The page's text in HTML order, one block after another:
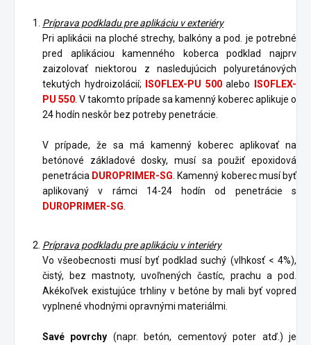
Príprava podkladu pre aplikáciu v exteriéry
Pri aplikácii na ploché strechy, balkóny a pod. je potrebné
pred aplikáciou kamenného koberca podklad najprv
zaizolovať niektorou z nasledujúcich polyuretánových
tekutých hydroizolácií;
ISOFLEX-PU 500alebo
ISOFLEX-
PU 550 . V takomto prípade sa kamenný koberec aplikuje o
24 hodín neskôr bez potreby penetrácie.
V prípade, že sa má kamenný koberec aplikovať na
betónové základové dosky, musí sa použiť epoxidová
penetrácia DUROPRIMER-SG . Kamenný koberec musí byť
aplikovaný v rámci 14-24 hodín od penetrácie s
DUROPRIMER-SG
Príprava podkladu pre aplikáciu v interiéry
Vo všeobecnosti musí byť podklad suchý (vlhkosť < 4%),
čistý, bez mastnoty, uvoľnených častíc, prachu a pod.
Akékoľvek existujúce trhliny v betóne by mali byť vopred
vyplnené vhodnými opravnými materiálmi.
Savé povrchy (napr. betón, cementový poter atď.) je